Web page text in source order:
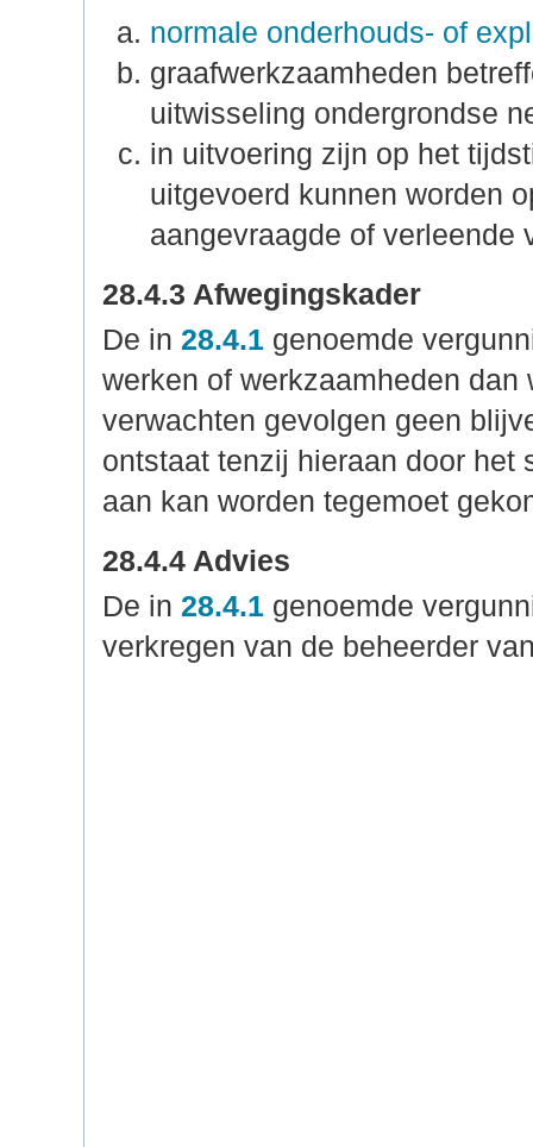
normale onderhouds- of
graafwerkzaamheden
uitwisseling ondergrondse
in uitvoering zijn op het
uitgevoerd kunnen worden
aangevraagde of verleende
28.4.3 Afwegingskader
De in 28.4.1 genoemde
werken of werkzaamheden
verwachten gevolgen geen
ontstaat tenzij hieraan door het
aan kan worden tegemoet
28.4.4 Advies
De in 28.4.1 genoemde
verkregen van de beheerder